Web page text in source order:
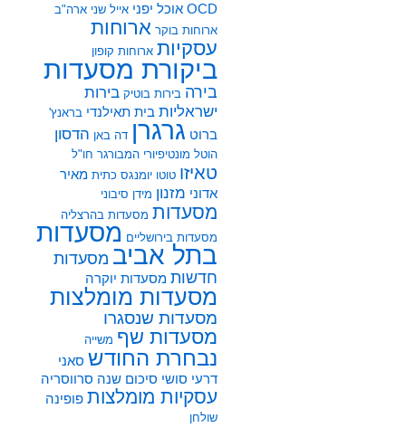
OCD אוכל יפני אייל שני ארה"ב
ארוחות בוקר ארוחות
עסקיות ארוחות קופון
ביקורת מסעדות
בירה בירות בוטיק בירות
ישראליות בית תאילנדי בראנץ'
ברוט גרגרן דה באן הדסון
הוטל מונטיפיורי המבורגר חו"ל
טאיזו טוטו יומנגס כתית מאיר
אדוני מזנון מידן סיבוני
מסעדות מסעדות בהרצליה
מסעדות בירושליים מסעדות
בתל אביב מסעדות
חדשות מסעדות יוקרה
מסעדות מומלצות
מסעדות שנסגרו
מסעדות שף משייה
נבחרת החודש סאני
דרעי סושי סיכום שנה סרווסריה
עסקיות מומלצות פופינה
שולחן